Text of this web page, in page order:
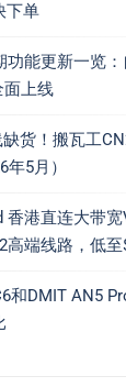
下单
功能更新一览
面上线
货！搬瓦工
5月）
香港直连大带
高端线路，低至
和DMIT AN5